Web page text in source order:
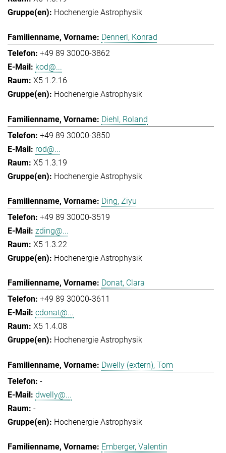
Hochenergie Astrophysik
Dennerl, Konrad
+49 89 30000-3862
kod@...
X5 1.2.16
Hochenergie Astrophysik
Diehl, Roland
+49 89 30000-3850
rod@...
X5 1.3.19
Hochenergie Astrophysik
Ding, Ziyu
+49 89 30000-3519
zding@...
X5 1.3.22
Hochenergie Astrophysik
Donat, Clara
+49 89 30000-3611
cdonat@...
X5 1.4.08
Hochenergie Astrophysik
Dwelly (extern), Tom
-
dwelly@...
-
Hochenergie Astrophysik
Emberger, Valentin